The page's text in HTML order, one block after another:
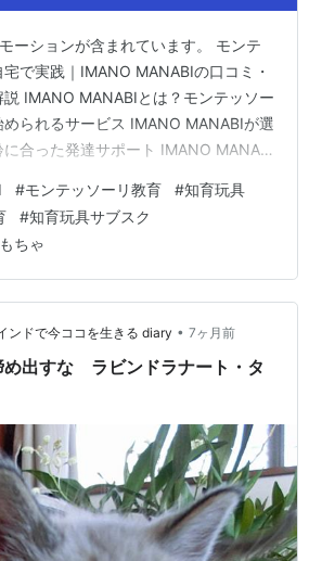
ーションが含まれています。 モンテ
で実践｜IMANO MANABIの口コミ・
IMANO MANABIとは？モンテッソー
められるサービス IMANO MANABIが選
合った発達サポート IMANO MANABI
におすすめ｜向いている家庭の特徴
む人 モンテッソーリ教育に興味があ
間をかけたくない人 発達に合った環境
MANABIを利用するメリット・注意
他…
#モンテッソーリ教育 #知育玩具
#知育玩具サブスク
ちゃ
ンドで今ココを生きる diary • 7ヶ月前
め出すな ラビンドラナート・タ